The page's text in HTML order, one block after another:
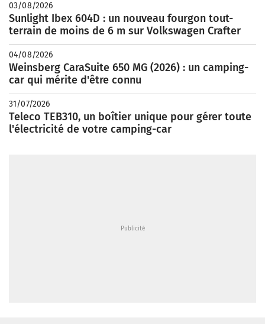
03/08/2026
Sunlight Ibex 604D : un nouveau fourgon tout-
terrain de moins de 6 m sur Volkswagen Crafter
04/08/2026
Weinsberg CaraSuite 650 MG (2026) : un camping-
car qui mérite d'être connu
31/07/2026
Teleco TEB310, un boîtier unique pour gérer toute
l'électricité de votre camping-car